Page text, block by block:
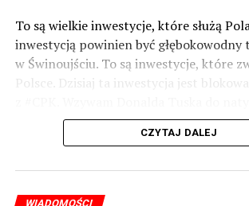
To są wielkie inwestycje, które służą
inwestycją powinien być
w Świnoujściu. To są inwestycje, które
Polsce. Dzisiaj ta inwestycja jest
odblokowania CPK.
wykorzystać wspaniały potencjał
o którym śp. Lech Kaczyński powiedział,
CZYTAJ DALEJ
WIADOMOŚCI